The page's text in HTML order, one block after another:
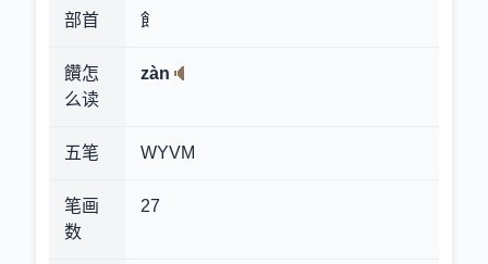
部首 飠
饡怎
么读
zàn
五笔 WYVM
笔画
数
27